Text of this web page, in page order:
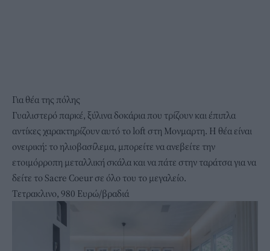
Για θέα της πόλης
Γυαλιστερό παρκέ, ξύλινα δοκάρια που τρίζουν και έπιπλα
αντίκες χαρακτηρίζουν αυτό το loft στη Μονμαρτη. Η θέα είναι
ονειρική: το ηλιοβασίλεμα, μπορείτε να ανεβείτε την
ετοιμόρροπη μεταλλική σκάλα και να πάτε στην ταράτσα για να
δείτε το Sacre Coeur σε όλο του το μεγαλείο.
Τετρακλινο, 980 Ευρώ/βραδιά